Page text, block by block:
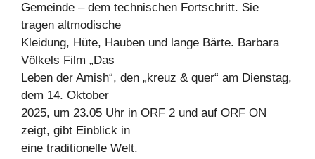
Gemeinde – dem technischen Fortschritt. Sie
tragen altmodische
Kleidung, Hüte, Hauben und lange Bärte. Barbara
Völkels Film „Das
Leben der Amish“, den „kreuz & quer“ am Dienstag,
dem 14. Oktober
2025, um 23.05 Uhr in ORF 2 und auf ORF ON
zeigt, gibt Einblick in
eine traditionelle Welt.